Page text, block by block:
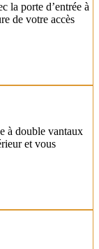
la porte d’entrée à
de votre accès
à double vantaux
et vous